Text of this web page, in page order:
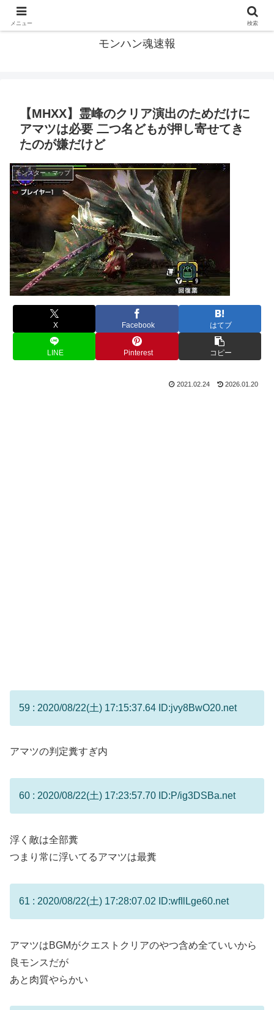
モンハン魂速報
【MHXX】霊峰のクリア演出のためだけに
アマツは必要 二つ名どもが押し寄せてき
たのが嫌だけど
モンスター・マップ
X Facebook はてブ
LINE Pinterest コピー
2021.02.24 2026.01.20
59 : 2020/08/22(土) 17:15:37.64 ID:jvy8BwO20.net
アマツの判定糞すぎ内
60 : 2020/08/22(土) 17:23:57.70 ID:P/ig3DSBa.net
浮く敵は全部糞
つまり常に浮いてるアマツは最糞
61 : 2020/08/22(土) 17:28:07.02 ID:wfIlLge60.net
アマツはBGMがクエストクリアのやつ含め全ていいから
良モンスだが
あと肉質やらかい
メニュー 検索